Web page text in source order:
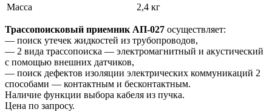
Масса
2,4 кг
Трассопоисковый приемник АП-027 осуществляет:
— поиск утечек жидкостей из трубопроводов,
— 2 вида трассопоиска — электромагнитный и акустический
с помощью внешних датчиков,
— поиск дефектов изоляции электрических коммуникаций 2
способами — контактным и бесконтактным.
Наличие функции выбора кабеля из пучка.
Цена по запросу.